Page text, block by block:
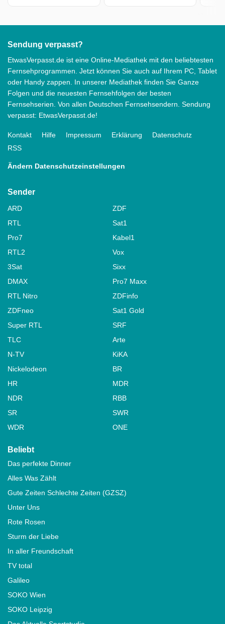
Sendung verpasst?
EtwasVerpasst.de ist eine Online-Mediathek mit den beliebtesten
Fernsehprogrammen. Jetzt können Sie auch auf Ihrem PC, Tablet
oder Handy zappen. In unserer Mediathek finden Sie Ganze
Folgen und die neuesten Fernsehfolgen der besten
Fernsehserien. Von allen Deutschen Fernsehsendern. Sendung
verpasst: EtwasVerpasst.de!
Kontakt Hilfe Impressum Erklärung
Datenschutz
RSS
Ändern Datenschutzeinstellungen
Sender
ARD
ZDF
RTL
Sat1
Pro7
Kabel1
RTL2
Vox
3Sat
Sixx
DMAX
Pro7 Maxx
RTL Nitro
ZDFinfo
ZDFneo
Sat1 Gold
Super RTL
SRF
TLC
Arte
N-TV
KiKA
Nickelodeon
BR
HR
MDR
NDR
RBB
SR
SWR
WDR
ONE
Beliebt
Das perfekte Dinner
Alles Was Zählt
Gute Zeiten Schlechte Zeiten (GZSZ)
Unter Uns
Rote Rosen
Sturm der Liebe
In aller Freundschaft
TV total
Galileo
SOKO Wien
SOKO Leipzig